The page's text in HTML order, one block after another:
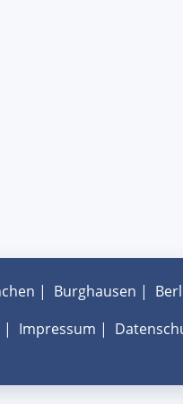
| Burghausen |
| Impressum |